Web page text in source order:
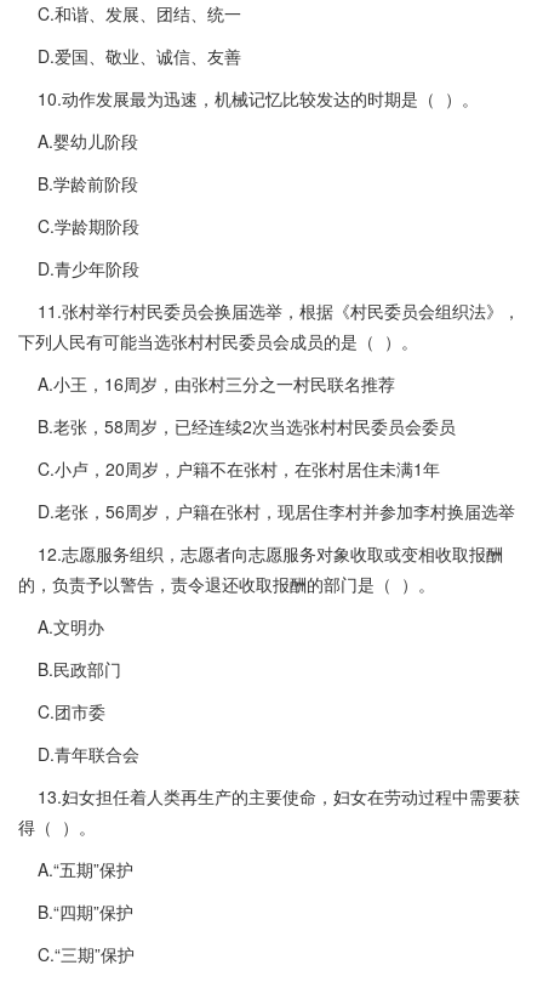
C.和谐、发展、团结、统一
D.爱国、敬业、诚信、友善
10.动作发展最为迅速，机械记忆比较发达的时期是（ ）。
A.婴幼儿阶段
B.学龄前阶段
C.学龄期阶段
D.青少年阶段
11.张村举行村民委员会换届选举，根据《村民委员会组织法》，
下列人民有可能当选张村村民委员会成员的是（ ）。
A.小王，16周岁，由张村三分之一村民联名推荐
B.老张，58周岁，已经连续2次当选张村村民委员会委员
C.小卢，20周岁，户籍不在张村，在张村居住未满1年
D.老张，56周岁，户籍在张村，现居住李村并参加李村换届选举
12.志愿服务组织，志愿者向志愿服务对象收取或变相收取报酬
的，负责予以警告，责令退还收取报酬的部门是（ ）。
A.文明办
B.民政部门
C.团市委
D.青年联合会
13.妇女担任着人类再生产的主要使命，妇女在劳动过程中需要获
得（ ）。
A.“五期”保护
B.“四期”保护
C.“三期”保护